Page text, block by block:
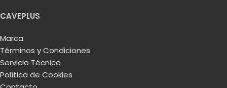
CAVEPLUS
Marca
Términos y Condiciones
Servicio Técnico
Política de Cookies